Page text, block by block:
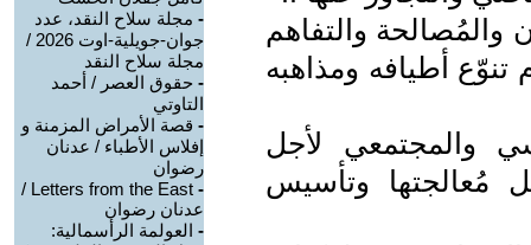
والمُصالحة والتفاهم
أطيافه ومذاهبه
والمجتمعي لأجل
مُعالجتها وتأسيس
- مجلة سلاح النقد، عدد
جوان-جويلية-اوت 2026 /
مجلة سلاح النقد
- حقوق العصر / أحمد
التاوتي
- قصة الأمراض المزمنة و
إفلاس الأطباء / عدنان
رضوان
-
Letters from the East /
عدنان رضوان
- العولمة الرأسمالية: